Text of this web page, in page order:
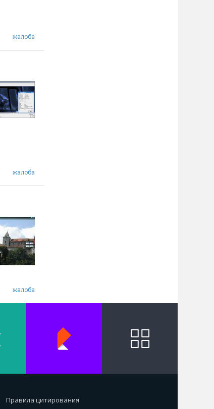
жалоба
жалоба
жалоба
Правила цитирования